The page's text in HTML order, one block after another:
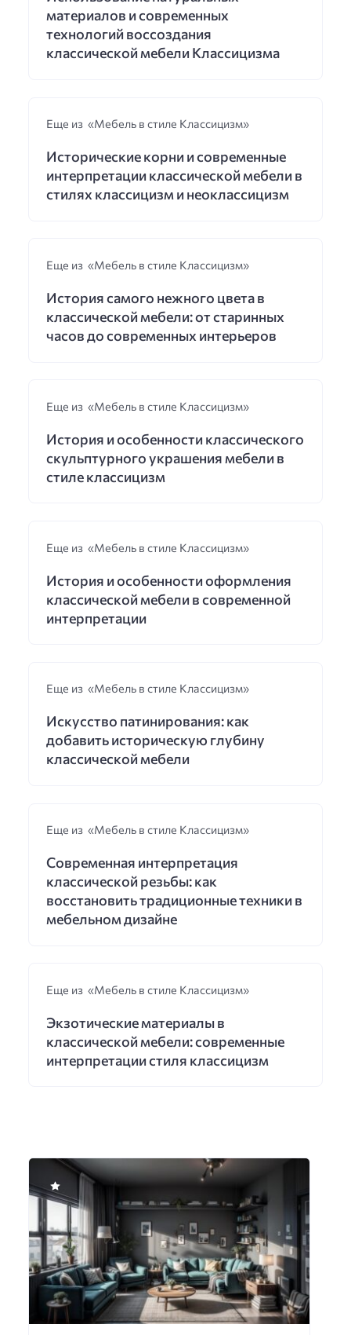
материалов и современных
технологий воссоздания
классической мебели Классицизма
Еще из «Мебель в стиле Классицизм»
Исторические корни и современные
интерпретации классической мебели в
стилях классицизм и неоклассицизм
Еще из «Мебель в стиле Классицизм»
История самого нежного цвета в
классической мебели: от старинных
часов до современных интерьеров
Еще из «Мебель в стиле Классицизм»
История и особенности классического
скульптурного украшения мебели в
стиле классицизм
Еще из «Мебель в стиле Классицизм»
История и особенности оформления
классической мебели в современной
интерпретации
Еще из «Мебель в стиле Классицизм»
Искусство патинирования: как
добавить историческую глубину
классической мебели
Еще из «Мебель в стиле Классицизм»
Современная интерпретация
классической резьбы: как
восстановить традиционные техники в
мебельном дизайне
Еще из «Мебель в стиле Классицизм»
Экзотические материалы в
классической мебели: современные
интерпретации стиля классицизм